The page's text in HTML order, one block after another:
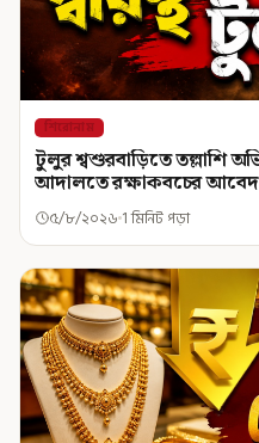
শিরোনাম
টুলুর শ্বশুরবাড়িতে তল্লাশি
আদালতে রক্ষাকবচের
৫/৮/২০২৬ 1 মিনিট পড়া